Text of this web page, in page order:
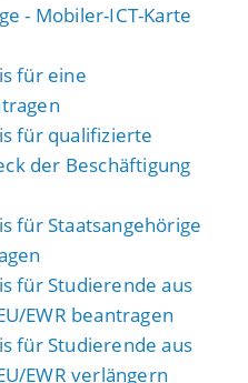
- Mobiler-ICT-Karte
für eine
für qualifizierte
der Beschäftigung
für Staatsangehörige
für Studierende aus
EWR beantragen
für Studierende aus
EWR verlängern